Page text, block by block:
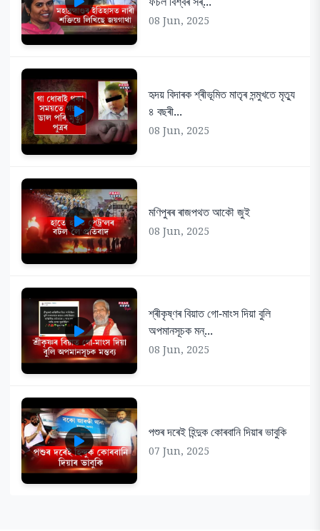
08 Jun, 2025
হৃদয় বিদাৰক শ্ৰীভূমিত মাতৃৰ সন্মুখতে মৃত্যু
৪ বছৰী...
08 Jun, 2025
মণিপুৰৰ ৰাজপথত আকৌ জুই
08 Jun, 2025
শ্ৰীকৃষ্ণৰ বিয়াত গো-মাংস দিয়া বুলি
অপমানসূচক মন্...
08 Jun, 2025
পশুৰ দৰেই হিন্দুক কোৰবানি দিয়াৰ ভাবুকি
07 Jun, 2025